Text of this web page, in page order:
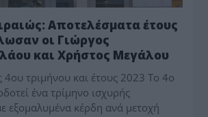
Αποτελέσματα έτους
οι Γιώργος
και Χρήστος Μεγάλου
4ου τριμήνου και έτους 2023 Το 4ο
ένα τρίμηνο ισχυρής
εξομαλυμένα κέρδη ανά μετοχή